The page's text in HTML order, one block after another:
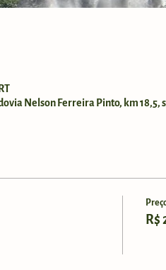
Nelson Ferreira Pinto, km 18,5,
R$